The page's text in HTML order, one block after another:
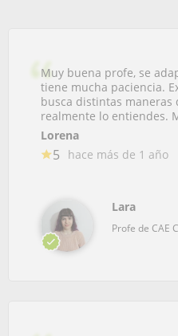
Muy buena profe, se
tiene mucha paciencia.
busca distintas maneras
realmente lo entiendes.
Lorena
5 hace más de 1 año
Lara
Profe de CAE